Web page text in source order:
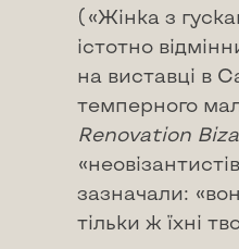
(«Жінка з
істотно
на виставці в
темперного
Renovation
зазначали:
тільки ж їхні